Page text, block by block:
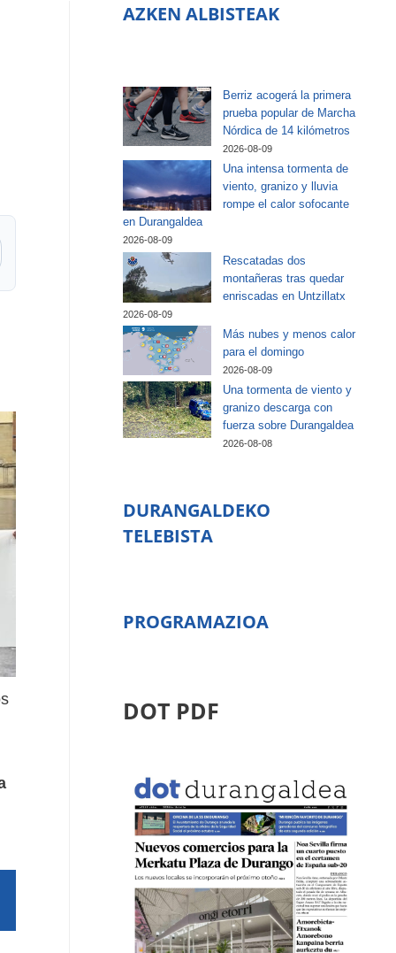
AZKEN ALBISTEAK
Berriz acogerá la primera
prueba popular de Marcha
Nórdica de 14 kilómetros
2026-08-09
Una intensa tormenta de
viento, granizo y lluvia
rompe el calor sofocante
en Durangaldea
2026-08-09
Rescatadas dos
montañeras tras quedar
enriscadas en Untzillatx
2026-08-09
Más nubes y menos calor
para el domingo
2026-08-09
Una tormenta de viento y
granizo descarga con
fuerza sobre Durangaldea
2026-08-08
DURANGALDEKO
TELEBISTA
PROGRAMAZIOA
DOT PDF